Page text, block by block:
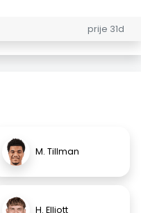
prije 31d
M. Tillman
H. Elliott